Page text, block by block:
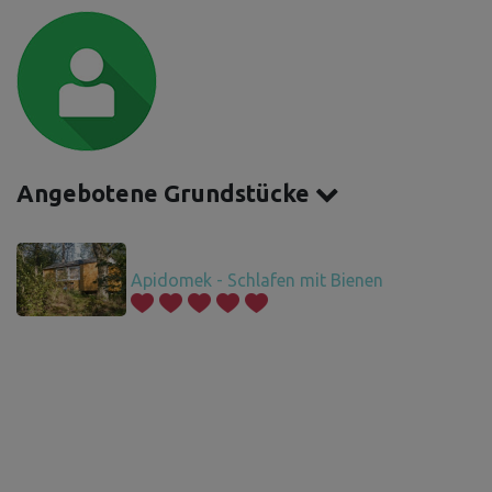
Angebotene Grundstücke
Apidomek - Schlafen mit Bienen